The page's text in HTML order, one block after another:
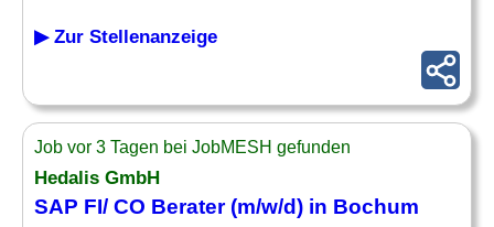
▶ Zur Stellenanzeige
Job vor 3 Tagen bei JobMESH gefunden
Hedalis GmbH
SAP FI/ CO Berater(m/w/d) in Bochum